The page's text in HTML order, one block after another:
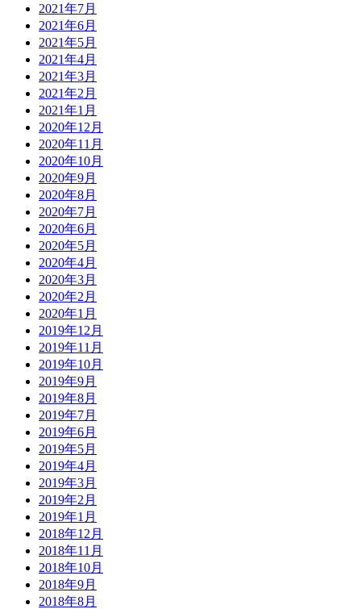
2021年7月
2021年6月
2021年5月
2021年4月
2021年3月
2021年2月
2021年1月
2020年12月
2020年11月
2020年10月
2020年9月
2020年8月
2020年7月
2020年6月
2020年5月
2020年4月
2020年3月
2020年2月
2020年1月
2019年12月
2019年11月
2019年10月
2019年9月
2019年8月
2019年7月
2019年6月
2019年5月
2019年4月
2019年3月
2019年2月
2019年1月
2018年12月
2018年11月
2018年10月
2018年9月
2018年8月